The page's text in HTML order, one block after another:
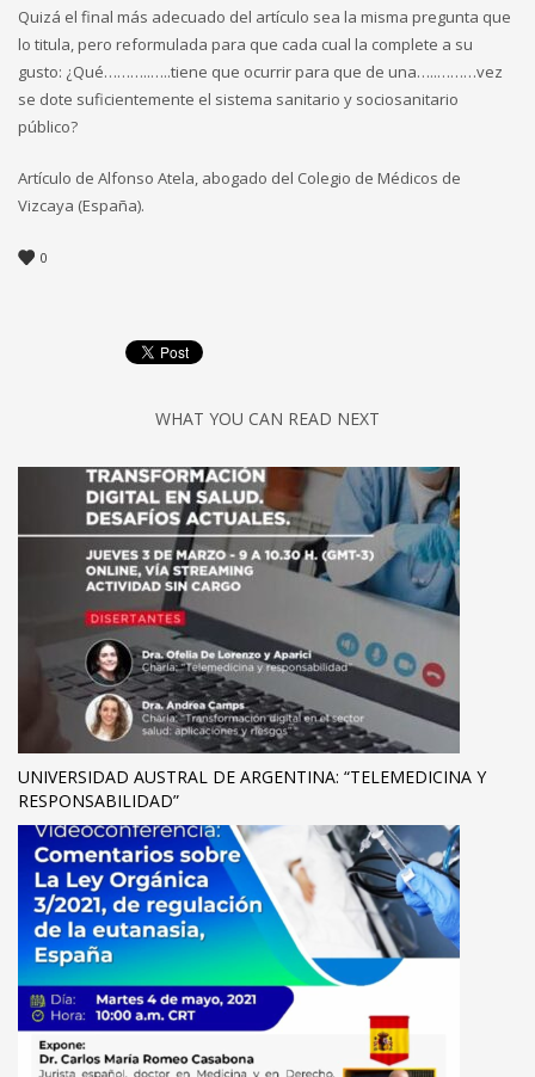
Quizá el final más adecuado del artículo sea la misma pregunta que
lo titula, pero reformulada para que cada cual la complete a su
gusto: ¿Qué………..…..tiene que ocurrir para que de una…..………vez
se dote suficientemente el sistema sanitario y sociosanitario
público?
Artículo de Alfonso Atela, abogado del Colegio de Médicos de
Vizcaya (España).
0
WHAT YOU CAN READ NEXT
UNIVERSIDAD AUSTRAL DE ARGENTINA: “TELEMEDICINA Y
RESPONSABILIDAD”